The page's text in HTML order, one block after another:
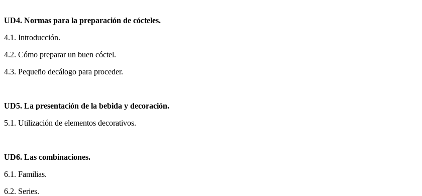
UD4. Normas para la preparación de cócteles.
4.1. Introducción.
4.2. Cómo preparar un buen cóctel.
4.3. Pequeño decálogo para proceder.
UD5. La presentación de la bebida y decoración.
5.1. Utilización de elementos decorativos.
UD6. Las combinaciones.
6.1. Familias.
6.2. Series.